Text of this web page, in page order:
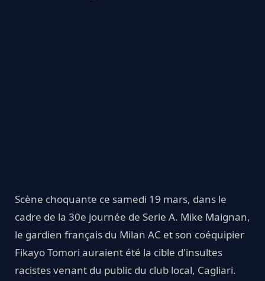
Scène choquante ce samedi 19 mars, dans le
cadre de la 30e journée de Serie A. Mike Maignan,
le gardien français du Milan AC et son coéquipier
Fikayo Tomori auraient été la cible d'insultes
racistes venant du public du club local, Cagliari.